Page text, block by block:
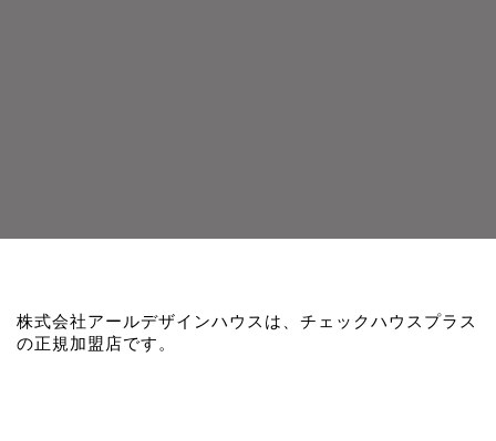
株式会社アールデザインハウスは、チェックハウスプラス
の正規加盟店です。